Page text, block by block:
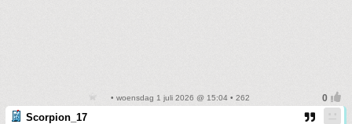
• woensdag 1 juli 2026 @ 15:04 • 262
Scorpion_17